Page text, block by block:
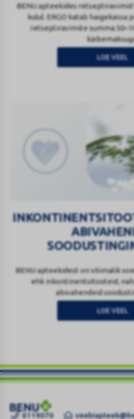
BENU apteekides retseptiravimid
kulul. ERGO katab
retseptiravimite summa
LOE VEEL
BENU apteekidest on võimalik
ehk inkontinentsitooteid,
abivahendeid
LOE VEEL
LISATEENUSED
6119070